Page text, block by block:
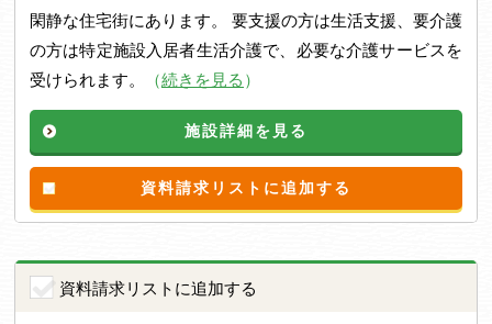
閑静な住宅街にあります。 要支援の方は生活支援、要介護
の方は特定施設入居者生活介護で、必要な介護サービスを
受けられます。
（続きを見る ）
施設詳細を見る
資料請求リストに追加する
資料請求リストに追加する